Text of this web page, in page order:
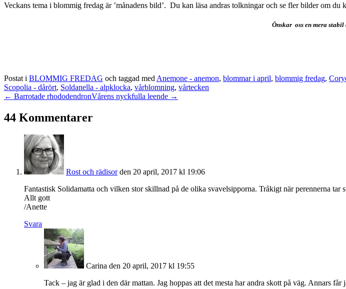
Veckans tema i blommig fredag är ’månadens bild’. Du kan läsa andras tolkningar och se fler bilder om du
Önskar oss en mera
Postat i BLOMMIG FREDAG och taggad med Anemone - anemon, blommar i april, blommig fredag,
Scopolia - dårört, Soldanella - alpklocka, vårblomning, vårtecken
← Barrotade rhododendronVårens nyckfulla leende →
44 Kommentarer
Rost och rädisor den 20 april, 2017 kl 19:06
Fantastisk Solidamatta och vilken stor skillnad på de olika svavelsipporna. Tråkigt när perennerna
Allt gott
/Anette
Svara
Carina den 20 april, 2017 kl 19:55
Tack – jag är glad i den där mattan. Jag hoppas att det mesta har andra skott på väg. Annars